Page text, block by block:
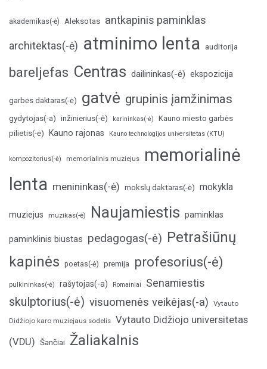
akademikas(-ė) Aleksotas antkapinis paminklas
architektas(-ė) atminimo lenta auditorija
bareljefas Centras dailininkas(-ė) ekspozicija
garbės daktaras(-ė) gatvė grupinis įamžinimas
gydytojas(-a) inžinierius(-ė) karininkas(-ė)
Kauno miesto garbės
pilietis(-ė)
Kauno rajonas Kauno technologijos universitetas (KTU)
kompozitorius(-ė) memorialinis muziejus
memorialinė
lenta menininkas(-ė) mokslų daktaras(-ė) mokykla
muziejus muzikas(-ė) Naujamiestis paminklas
paminklinis biustas pedagogas(-ė) Petrašiūnų
kapinės poetas(-ė) premija profesorius(-ė)
pulkininkas(-ė) rašytojas(-a) Romainiai Senamiestis
skulptorius(-ė) visuomenės veikėjas(-a) Vytauto
Didžiojo karo muziejaus sodelis Vytauto Didžiojo universitetas
(VDU) Šančiai Žaliakalnis